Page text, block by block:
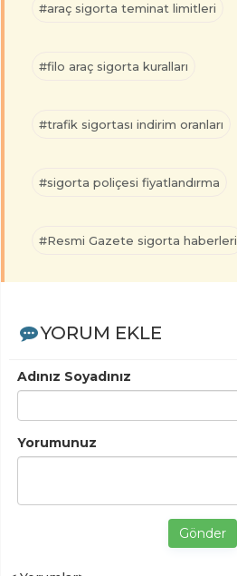
#araç sigorta teminat limitleri
#filo araç sigorta kuralları
#trafik sigortası indirim oranları
#sigorta poliçesi fiyatlandırma
#Resmi Gazete sigorta haberleri
YORUM EKLE
Adınız Soyadınız
Yorumunuz
Gönder